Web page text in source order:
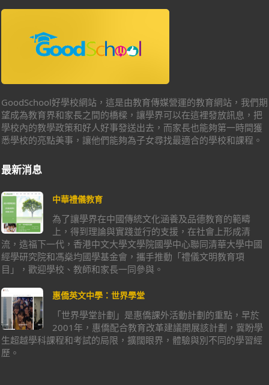
GoodSchool好學校網站，這是由教育傳媒營運的教育網站，我們期
望成為教育界和家長之間的橋樑，讓學界可以在這裡發放訊息，把
學校內的教學政策和好人好事發送出去，而家長也能夠第一時間獲
悉學校的亮點美事，讓他們能夠為子女尋找最適合的學校和課程。
最新消息
中華禮儀教育
為了讓學界在中國傳統文化涵養及品德教育的範疇
上，得到理論與實踐並行的支援，在社會上形成清
流，造福下一代，香港中文大學文學院國學中心聯同清華大學中國
經學研究院和馮燊均國學基金會，攜手推動「禮儀文明教育項
目」，歡迎學校、教師和家長一同參與。
惠僑英文中學：世界學堂
「世界學堂計劃」是惠僑課外活動計劃的重點，早於
2001年，惠僑配合教育改革建議開展該計劃，冀盼學
生超越學科課程和考試的局限，擴闊眼界，體驗與別不同的學習經
歷。